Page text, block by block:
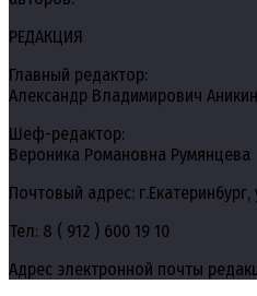
РЕДАКЦИЯ
Главный редактор:
Александр Владимирович Аникин
Шеф-редактор:
Вероника Романовна Румянцева
Почтовый адрес: г.Екатеринбург,
Тел: 8 ( 912 ) 600 19 10
Адрес электронной почты